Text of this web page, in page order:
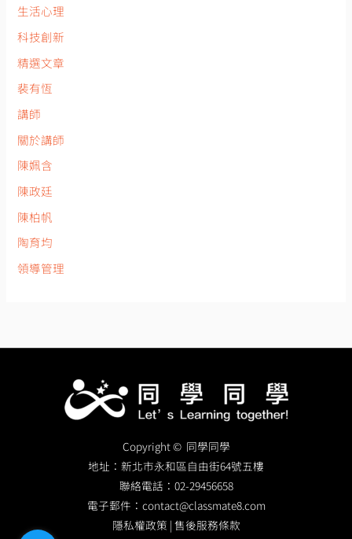
生活心理
科技創新
精選文章
裴有恆
講師
關於講師
陳姵含
陳政廷
陳柏帆
陶育均
領導管理
Copyright © 同學同學
地址： 新北市永和區自由街64號五樓
聯絡電話： 02-29456658
電子郵件： contact@classmate8.com
隱私權政策 | 售後服務條款